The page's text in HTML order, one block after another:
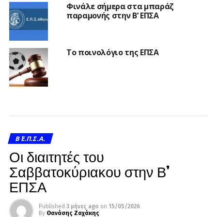
Φινάλε σήμερα στα μπαράζ
παραμονής στην Β’ ΕΠΣΑ
Το ποινολόγιο της ΕΠΣΑ
Β΄ Ε.Π.Σ.Α.
Οι διαιτητές του
Σαββατοκύριακου στην Β’
ΕΠΣΑ
Published 3 μήνες ago on 15/05/2026
By Θανάσης Ζαχάκης